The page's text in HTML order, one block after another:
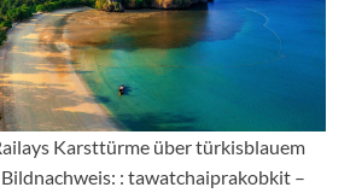
Karsttürme über türkisblauem
: tawatchaiprakobkit –